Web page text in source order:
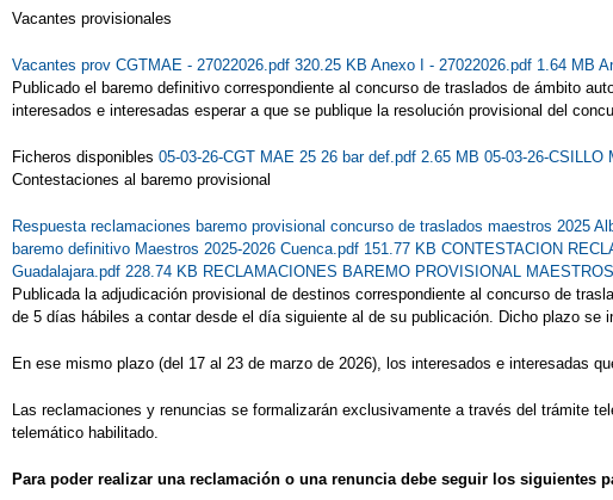
Vacantes provisionales
Vacantes prov CGTMAE - 27022026.pdf 320.25 KB Anexo I - 27022026.pdf 1.64 MB
Publicado el baremo definitivo correspondiente al concurso de traslados de ámbito
interesados e interesadas esperar a que se publique la resolución provisional del
Ficheros disponibles 05-03-26-CGT MAE 25 26 bar def.pdf 2.65 MB 05-03-26-CSILLO
Contestaciones al baremo provisional
Respuesta reclamaciones baremo provisional concurso de traslados maestros 2025
baremo definitivo Maestros 2025-2026 Cuenca.pdf 151.77 KB CONTESTACION
Guadalajara.pdf 228.74 KB RECLAMACIONES BAREMO PROVISIONAL
Publicada la adjudicación provisional de destinos correspondiente al concurso de
de 5 días hábiles a contar desde el día siguiente al de su publicación. Dicho plazo se
En ese mismo plazo (del 17 al 23 de marzo de 2026), los interesados e interesadas
Las reclamaciones y renuncias se formalizarán exclusivamente a través del trámite
telemático habilitado.
Para poder realizar una reclamación o una renuncia debe seguir los siguientes